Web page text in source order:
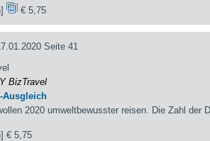
€ 5,75
Seite 41
BizTravel
Ausgleich
2020 umweltbewusster reisen. Die Zahl der
€ 5,75